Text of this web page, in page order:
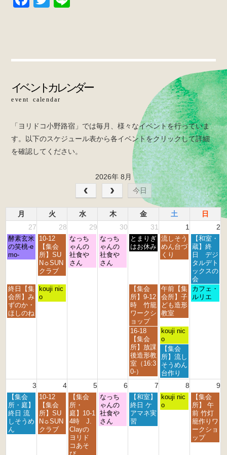
b
o
o
「ヨリドコ小野路宿」では毎月、様々なイベントを行っていま
す。以下のスケジュール表から各イベントをクリックして詳細
を確認してください。
2026年 8月
今日
月 火 水 木 金 土
日
27
28 29 30 31 1 2
月
曜
日,
7
t
h
2
0
酵素玄米
の笑桃-e
mo-
火
曜
日,
7
月
8
t
h
10-12
【集会
所】SU
N☼SUN
クラブ
水
曜
日,
7
なっち
ゃんの
社食や
さん
木
曜
日,
7
なっち
ゃんの
社食や
さん
金
曜
s
t
2
0
2
とまりぎ
はお休み
土
曜
日,
s
t
2
0
2
6
流しそう
めん台づ
くり
日
曜
日,
8
月
2
n
d
2
【和室・
蔵】終
日 デジ
タルデト
ックスの
会
月
曜
日,
7
2
終日【集
会所】み
ずのか・
ほしのね
火
曜
2
kouji nic
o
金
曜
日,
7
月
3
s
t
2
0
2
【集会
所】9-12
時 竹籠
ワークシ
ョップ
土
曜
日,
8
1
s
t
2
0
2
6
午前【集
会所】子
ども造形
教室
日
曜
6
カフェ・
ルリエ
金
曜
日,
7
月
3
1
2
0
2
6
16-18
【集会
所】放課
後造形教
室（16:3
0-）
土
曜
日,
8
月
1
s
2
0
2
kouji nic
o
土
曜
日,
8
月
s
t
【集会
所】流し
そうめん
台作り
3 4 5 6 7 8 9
月
曜
日,
8
月
【集会
所・庭】
終日 流
しそうめ
ん
火
曜
日,
8
月
10-12
【集会
所】SU
N☼SUN
クラブ
水
曜
日,
8
月
5
t
h
【集会
所・
庭】10-1
4時 J.
Clayの
ヨリド
コあそ
木
曜
日,
8
なっち
ゃんの
社食や
さん
金
曜
日,
8
【和室】
終日 ケ
アマネ実
習
土
曜
kouji nic
o
日
曜
日,
8
月
9
【集会
所】 午
前 竹灯
籠作りワ
ークショ
ップ